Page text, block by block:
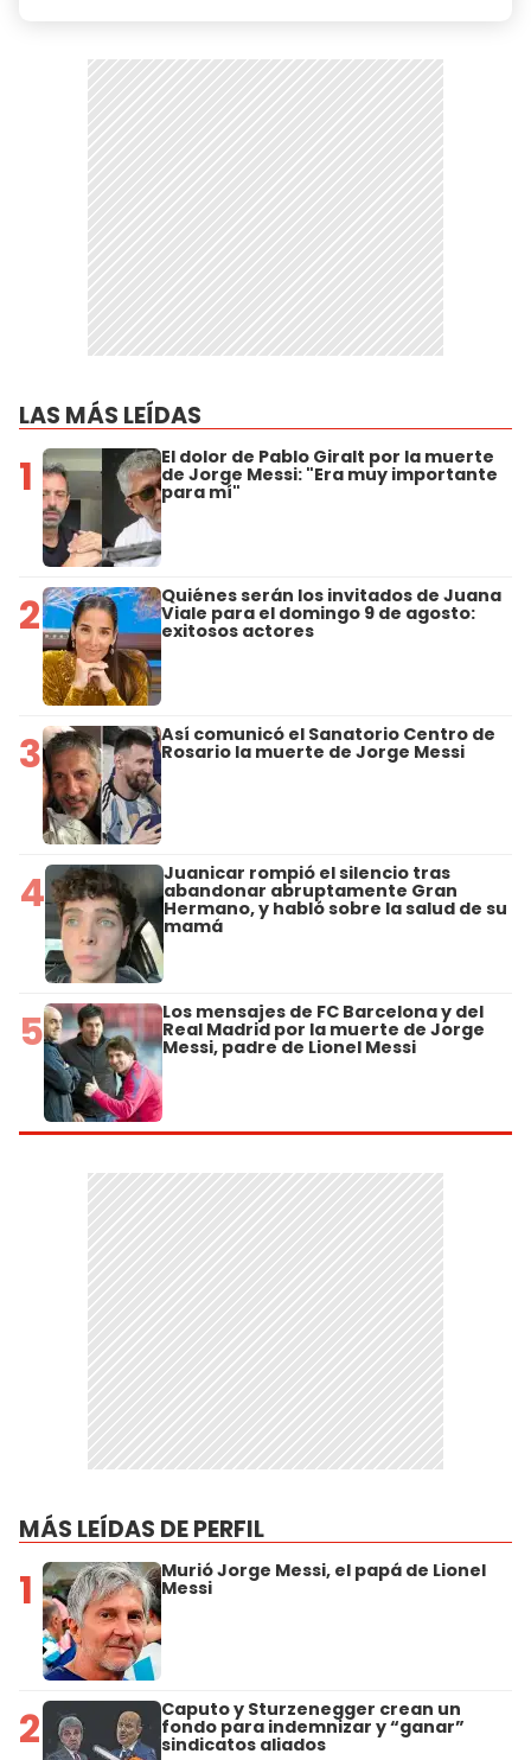
LAS MÁS LEÍDAS
1 El dolor de Pablo Giralt por la muerte
de Jorge Messi: "Era muy importante
para mí"
2 Quiénes serán los invitados de Juana
Viale para el domingo 9 de agosto:
exitosos actores
3 Así comunicó el Sanatorio Centro de
Rosario la muerte de Jorge Messi
4 Juanicar rompió el silencio tras
abandonar abruptamente Gran
Hermano, y habló sobre la salud de su
mamá
5 Los mensajes de FC Barcelona y del
Real Madrid por la muerte de Jorge
Messi, padre de Lionel Messi
MÁS LEÍDAS DE PERFIL
1 Murió Jorge Messi, el papá de Lionel
Messi
2 Caputo y Sturzenegger crean un
fondo para indemnizar y “ganar”
sindicatos aliados